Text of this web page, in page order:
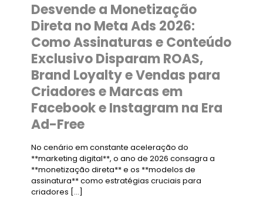
Desvende a Monetização
Direta no Meta Ads 2026:
Como Assinaturas e Conteúdo
Exclusivo Disparam ROAS,
Brand Loyalty e Vendas para
Criadores e Marcas em
Facebook e Instagram na Era
Ad-Free
No cenário em constante aceleração do
**marketing digital**, o ano de 2026 consagra a
**monetização direta** e os **modelos de
assinatura** como estratégias cruciais para
criadores […]